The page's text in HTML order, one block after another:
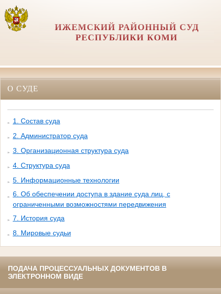
ИЖЕМСКИЙ РАЙОННЫЙ СУД
РЕСПУБЛИКИ КОМИ
О СУДЕ
1. Состав суда
2. Администратор суда
3. Организационная структура суда
4. Структура суда
5. Информационные технологии
6. Об обеспечении доступа в здание суда лиц, с
ограниченными возможностями передвижения
7. История суда
8. Мировые судьи
ПОДАЧА ПРОЦЕССУАЛЬНЫХ ДОКУМЕНТОВ В
ЭЛЕКТРОННОМ ВИДЕ